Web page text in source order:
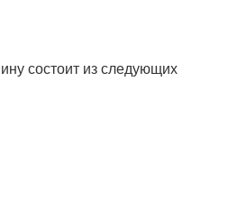
состоит из следующих